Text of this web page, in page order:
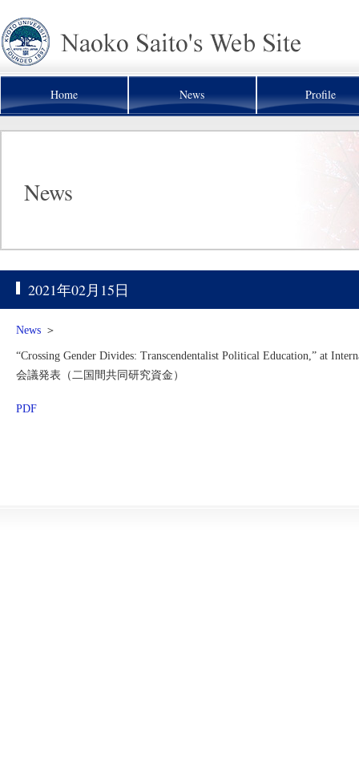
Home News Profile
News
2021年02月15日
News ＞
“Crossing Gender Divides: Transcendentalist Political Education,” at
会議発表（二国間共同研究資金）
PDF